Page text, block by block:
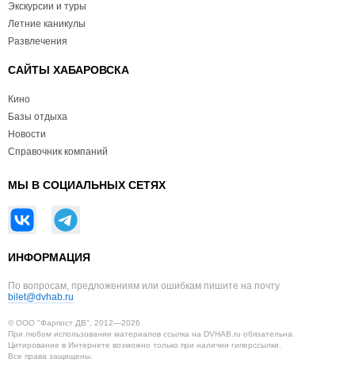
Экскурсии и туры
Летние каникулы
Развлечения
САЙТЫ ХАБАРОВСКА
Кино
Базы отдыха
Новости
Справочник компаний
МЫ В СОЦИАЛЬНЫХ СЕТЯХ
ИНФОРМАЦИЯ
По вопросам, предложениям или ошибкам пишите на почту
bilet@dvhab.ru
© ООО "Фарпост ДВ", 2012—2026
При любом использовании материалов ссылка на DVHAB.ru обязательна.
Цитирование в Интернете возможно только при наличии гиперссылки.
Все права защищены.